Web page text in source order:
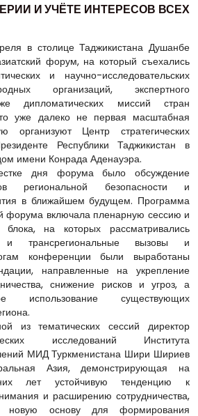
И УЧЁТЕ ИНТЕРЕСОВ ВСЕХ
в столице Таджикистана Душанбе
форум, на который съехались
и научно-исследовательских
организаций, экспертного
дипломатических миссий стран
уже далеко не первая масштабная
организуют Центр стратегических
Республики Таджикистан в
имени Конрада Аденауэра.
дня форума было обсуждение
региональной безопасности и
в ближайшем будущем. Программа
форума включала пленарную сессию и
блока, на которых рассматривались
и трансрегиональные вызовы и
конференции были выработаны
направленные на укрепление
снижение рисков и угроз, а
использование существующих
из тематических сессий директор
исследований Института
МИД Туркменистана Шири Шириев
Азия, демонстрирующая на
лет устойчивую тенденцию к
и расширению сотрудничества,
новую основу для формирования